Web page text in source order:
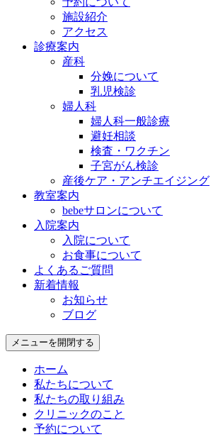
施設紹介
アクセス
診療案内
産科
分娩について
乳児検診
婦人科
婦人科一般診療
避妊相談
検査・ワクチン
子宮がん検診
産後ケア・アンチエイジング
教室案内
bebeサロンについて
入院案内
入院について
お食事について
よくあるご質問
新着情報
お知らせ
ブログ
メニューを開閉する
ホーム
私たちについて
私たちの取り組み
クリニックのこと
予約について